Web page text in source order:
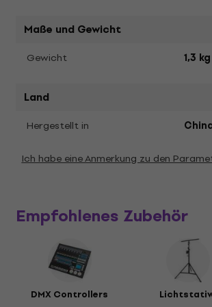
Maße und Gewicht
Gewicht 1,3 kg
Land
Hergestellt in
Ich habe eine Anmerkung zu den
Empfohlenes Zubehör
DMX Controllers